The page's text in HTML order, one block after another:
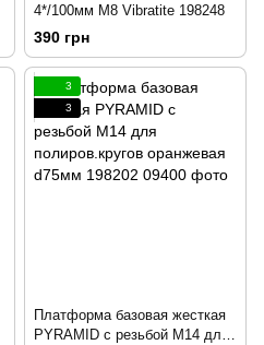
4*/100мм М8 Vibratite 198248
390 грн
3
3
Платформа базовая жесткая
PYRAMID с резьбой М14 для